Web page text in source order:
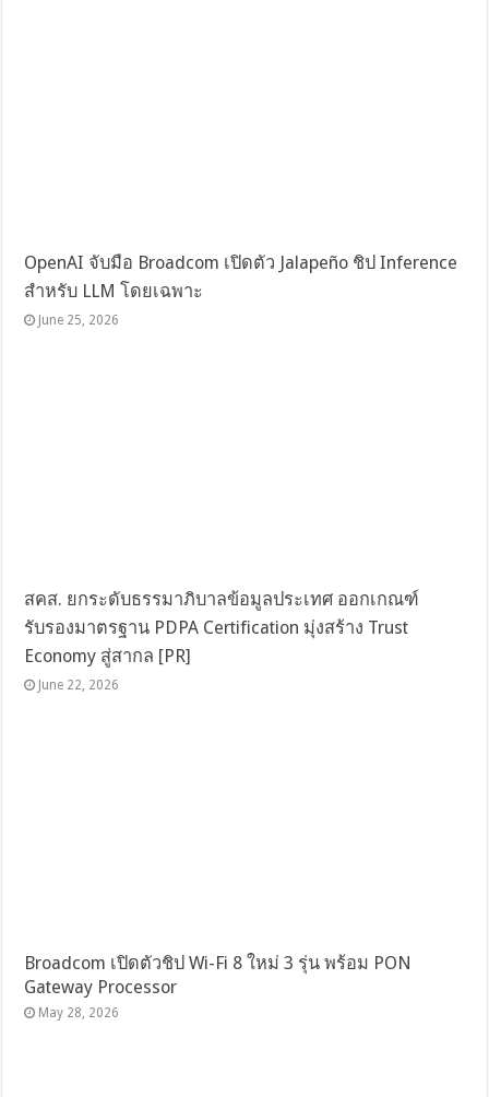
OpenAI จับมือ Broadcom เปิดตัว Jalapeño ชิป Inference
สำหรับ LLM โดยเฉพาะ
June 25, 2026
สคส. ยกระดับธรรมาภิบาลข้อมูลประเทศ ออกเกณฑ์
รับรองมาตรฐาน PDPA Certification มุ่งสร้าง Trust
Economy สู่สากล [PR]
June 22, 2026
Broadcom เปิดตัวชิป Wi-Fi 8 ใหม่ 3 รุ่น พร้อม PON
Gateway Processor
May 28, 2026